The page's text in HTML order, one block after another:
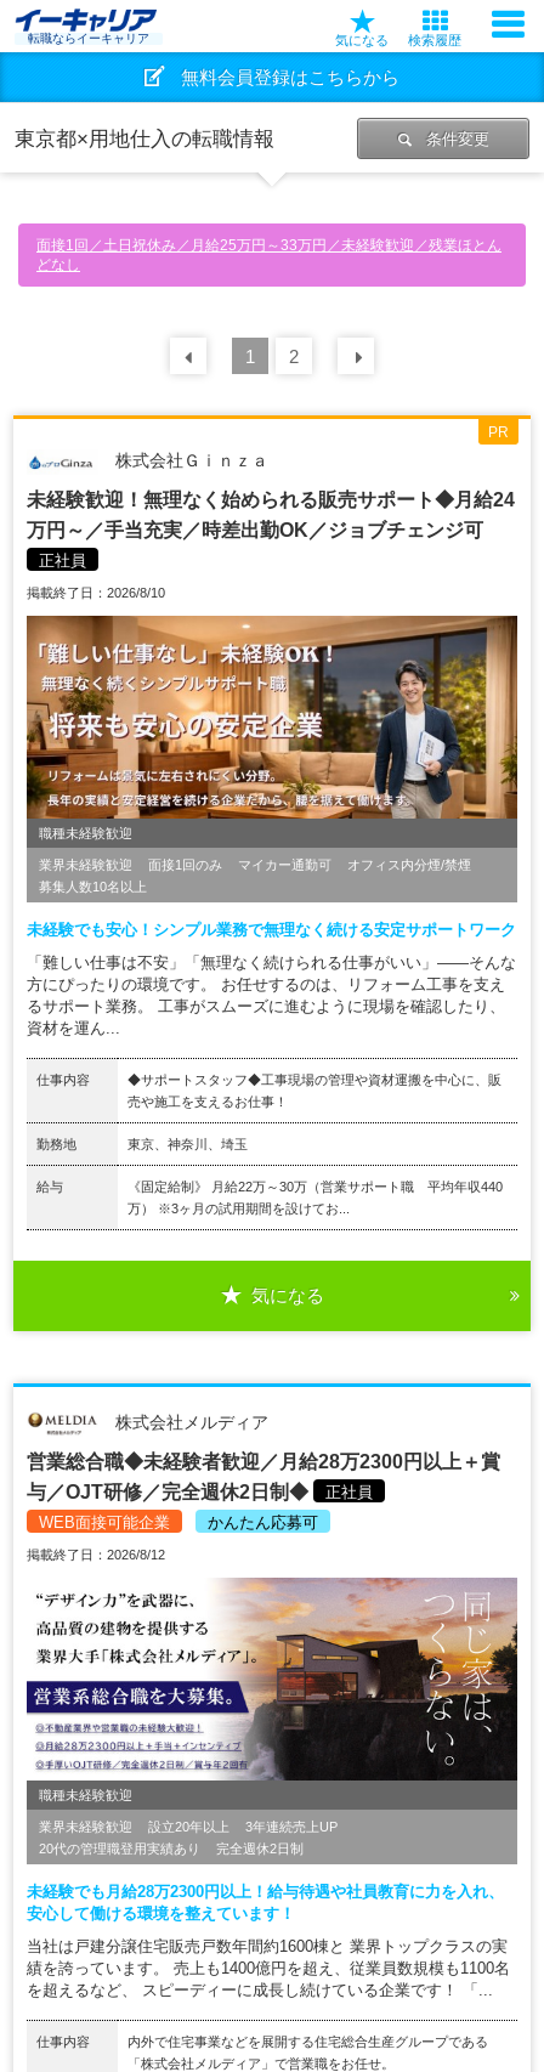
転職ならイーキャリア 気になる 検索履歴
無料会員登録はこちらから
東京都×用地仕入の転職情報 条件変更
面接1回／土日祝休み／月給25万円～33万円／未経験歓迎／残業ほとん
どなし
前の 30
1 2
株式会社Ｇｉｎｚａ
未経験歓迎！無理なく始められる販売サポート◆月給24
万円～／手当充実／時差出勤OK／ジョブチェンジ可
正社員
掲載終了日：2026/8/10
職種未経験歓迎
業界未経験歓迎 面接1回のみ マイカー通勤可
オフィス内分煙/禁煙
募集人数10名以上
未経験でも安心！シンプル業務で無理なく続ける安定サポートワーク
「難しい仕事は不安」「無理なく続けられる仕事がいい」——そんな
方にぴったりの環境です。 お任せするのは、リフォーム工事を支え
るサポート業務。 工事がスムーズに進むように現場を確認したり、
資材を運ん...
仕事内容
◆サポートスタッフ◆工事現場の管理や資材運搬を中⼼に、販
売や施⼯を⽀えるお仕事！
勤務地 東京、神奈川、埼玉
給与
《固定給制》 月給22万～30万（営業サポート職 平均年収440
万） ※3ヶ⽉の試⽤期間を設けてお...
気になる
PR
株式会社メルディア
営業総合職◆未経験者歓迎／月給28万2300円以上＋賞
与／OJT研修／完全週休2日制◆
正社員
WEB面接可能企業
かんたん応募可
掲載終了日：2026/8/12
職種未経験歓迎
業界未経験歓迎 設立20年以上
3年連続売上UP
20代の管理職登用実績あり
完全週休2日制
未経験でも月給28万2300円以上！給与待遇や社員教育に力を入れ、
安心して働ける環境を整えています！
当社は戸建分譲住宅販売戸数年間約1600棟と 業界トップクラスの実
績を誇っています。 売上も1400億円を超え、従業員数規模も1100名
を超えるなど、 スピーディーに成長し続けている企業です！ 「...
仕事内容
内外で住宅事業などを展開する住宅総合生産グループである
「株式会社メルディア」で営業職をお任せ。